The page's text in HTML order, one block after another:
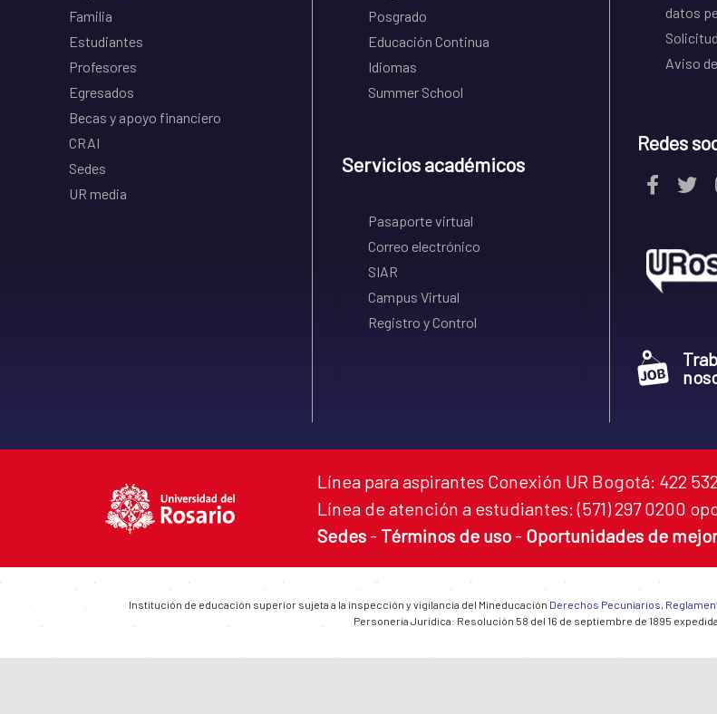
Familia
Estudiantes
Profesores
Egresados
Becas y apoyo financiero
CRAI
Sedes
UR media
Posgrado
Educación Continua
Idiomas
Summer School
Servicios académicos
Pasaporte virtual
Correo electrónico
SIAR
Campus Virtual
Registro y Control
datos
Aviso
Redes
Línea para aspirantes Conexión UR Bogotá: 422
Línea de atención a estudiantes: (571) 297 0200
Sedes - Términos de uso - Oportunidades de
Institución de educación superior sujeta a la inspección y vigilancia del Mineducación Derechos Pecuniarios,
Personería Jurídica: Resolución 58 del 16 de septiembre de 1895